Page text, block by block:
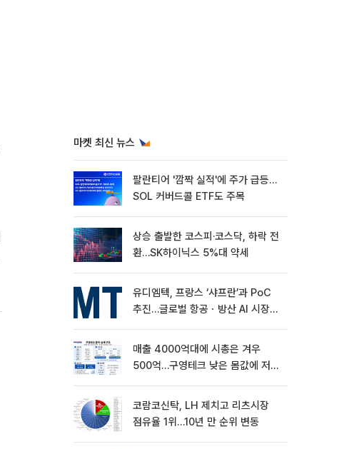
마켓 최신 뉴스
팔란티어 '깜짝 실적'에 주가 급등…
SOL 커버드콜 ETF도 주목
상승 출발한 코스피·코스닥, 하락 전
환…SK하이닉스 5%대 약세
유디엠텍, 프랑스 ‘샤프란’과 PoC
추진…글로벌 항공ㆍ방산 AI 시장
매출 4000억대에 시총은 겨우
500억…구영테크 낮은 몸값에 저가
코람코신탁, LH 제치고 리츠시장
점유율 1위…10년 만 순위 변동